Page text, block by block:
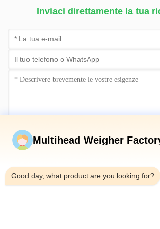
Inviaci direttamente la tua
Invia ora
Multihead Weigher
Good day, what product are you looking for?